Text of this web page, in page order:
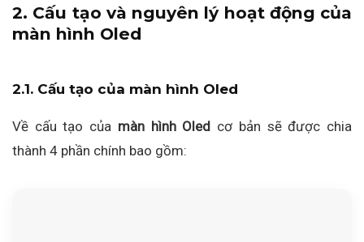
2. Cấu tạo và nguyên lý hoạt động của
màn hình Oled
2.1. Cấu tạo của màn hình Oled
Về cấu tạo của màn hình Oled cơ bản sẽ được chia
thành 4 phần chính bao gồm: